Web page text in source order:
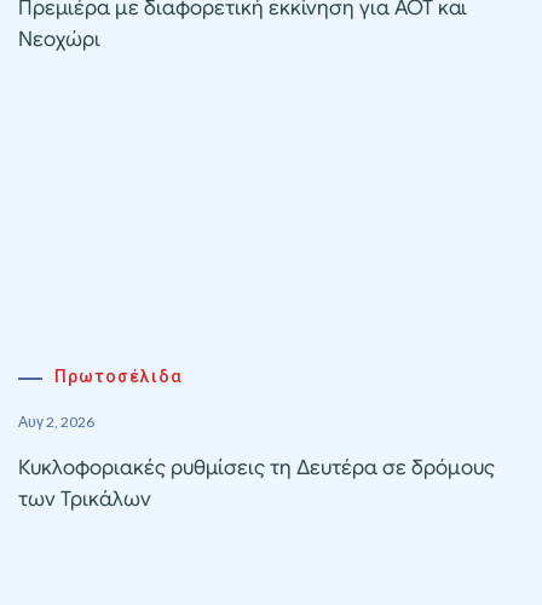
Πρεμιέρα με διαφορετική εκκίνηση για ΑΟΤ και
Νεοχώρι
Πρωτοσέλιδα
Αυγ 2, 2026
Κυκλοφοριακές ρυθμίσεις τη Δευτέρα σε δρόμους
των Τρικάλων